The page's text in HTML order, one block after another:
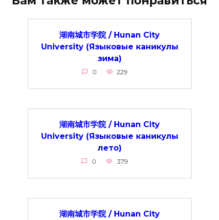
湖南城市学院 / Hunan City
University (Языковые каникулы
зима)
0 229
湖南城市学院 / Hunan City
University (Языковые каникулы
лето)
0 379
湖南城市学院 / Hunan City